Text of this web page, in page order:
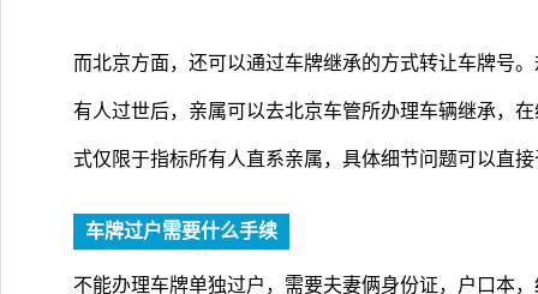
而北京方面，还可以通过车牌继承的方式转让车牌号
有人过世后，亲属可以去北京车管所办理车辆继承，
式仅限于指标所有人直系亲属，具体细节问题可以直
车牌过户需要什么手续
不能办理车牌单独过户，需要夫妻俩身份证，户口本